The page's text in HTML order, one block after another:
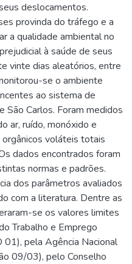
deslocamentos.
provinda do tráfego e a
a qualidade ambiental no
à saúde de seus
vinte dias aleatórios, entre
se o ambiente
ao sistema de
Carlos. Foram medidos
ar, ruído, monóxido e
voláteis totais
dados encontrados foram
normas e padrões.
dos parâmetros avaliados
com a literatura. Dentre as
se os valores limites
Trabalho e Emprego
pela Agência Nacional
09/03), pelo Conselho